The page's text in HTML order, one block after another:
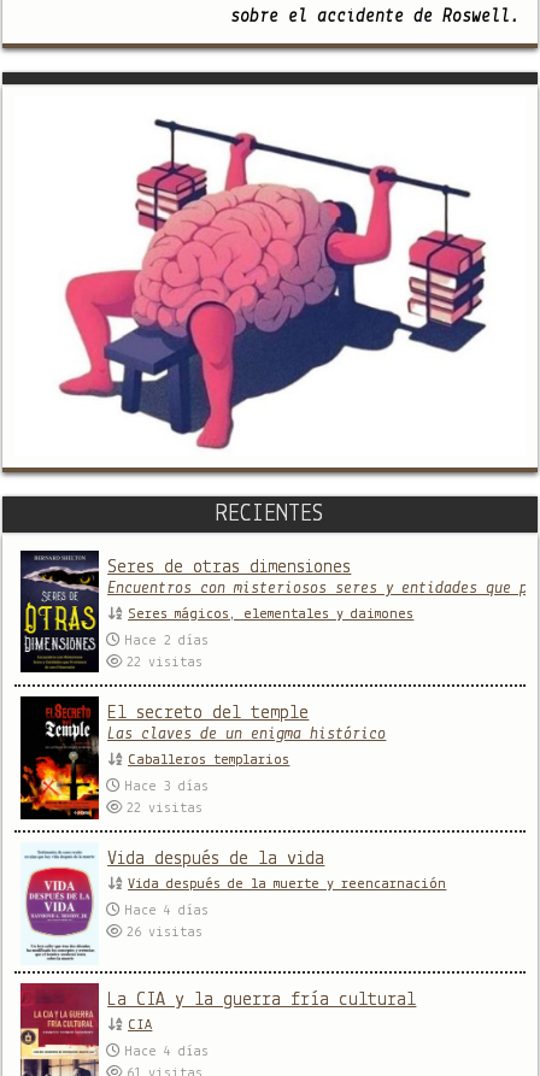
sobre el accidente de Roswell.
RECIENTES
Seres de otras dimensiones
Encuentros con misteriosos seres y entidades que
Seres mágicos, elementales y daimones
Hace 2 días
22visitas
El secreto del temple
Las claves de un enigma histórico
Caballeros templarios
Hace 3 días
22visitas
Vida después de la vida
Vida después de la muerte y reencarnación
Hace 4 días
26visitas
La CIA y la guerra fría cultural
CIA
Hace 4 días